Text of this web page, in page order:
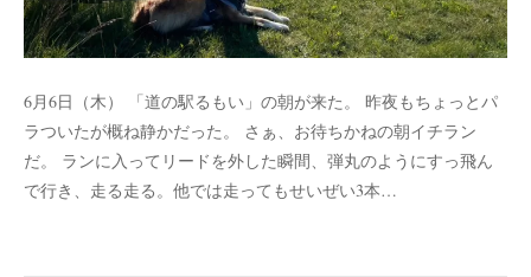
6月6日（木） 「道の駅るもい」の朝が来た。 昨夜もちょっとパ
ラついたが概ね静かだった。 さぁ、お待ちかねの朝イチラン
だ。 ランに入ってリードを外した瞬間、弾丸のようにすっ飛ん
で行き、走る走る。他では走ってもせいぜい3本…